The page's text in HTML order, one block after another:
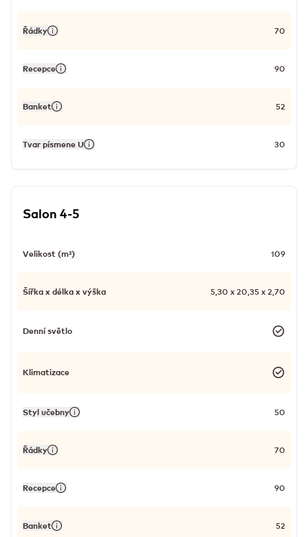
Řádky 70
Recepce 90
Banket 52
Tvar písmene U 30
Salon 4-5
Velikost (m²) 109
Šířka x délka x výška 5,30 x 20,35 x 2,70
Denní světlo
Klimatizace
Styl učebny 50
Řádky 70
Recepce 90
Banket 52